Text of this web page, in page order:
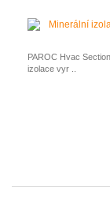
PAROC Hvac
izolace vyr ..